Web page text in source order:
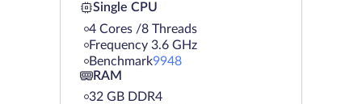
Single CPU
4 Cores /8 Threads
Frequency 3.6 GHz
Benchmark9948
RAM
32 GB DDR4